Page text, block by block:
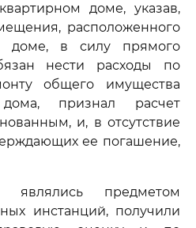
доме, указав,
расположенного
доме, в силу прямого
нести расходы по
общего имущества
дома, признал расчет
и, в отсутствие
ее погашение,
являлись предметом
инстанций, получили